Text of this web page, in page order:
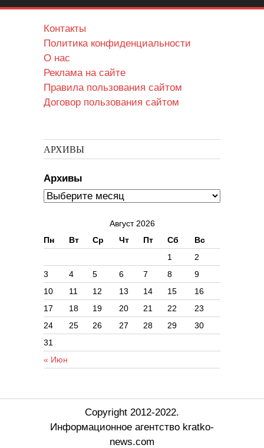
Контакты
Политика конфиденциальности
О нас
Реклама на сайте
Правила пользования сайтом
Договор пользования сайтом
АРХИВЫ
Архивы
Август 2026
Пн
Вт Ср Чт Пт Сб Вс
« Июн
1
2
3
4 5 6 7 8
9
10
11 12 13 14 15
16
17
18 19 20 21 22
23
24
25 26 27 28 29
30
31
Copyright 2012-2022.
Информационное агентство kratko-
news.com